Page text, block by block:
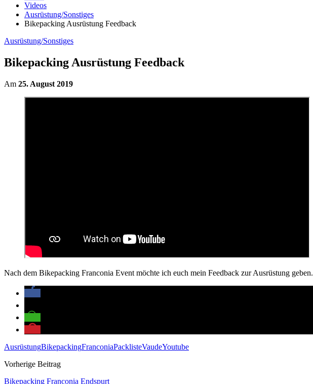
Videos
Ausrüstung/Sonstiges
Bikepacking Ausrüstung Feedback
Ausrüstung/Sonstiges
Bikepacking Ausrüstung Feedback
Am 25. August 2019
Nach dem Bikepacking Franconia Event möchte ich euch mein Feedback zur Ausrüstung geben.
AusrüstungBikepackingFranconiaPacklisteVaudeYoutube
Vorherige Beitrag
Bikepacking Franconia Endspurt